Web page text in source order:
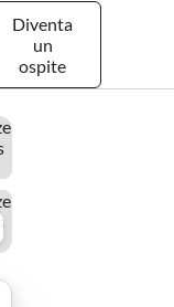
Diventa
un
ospite